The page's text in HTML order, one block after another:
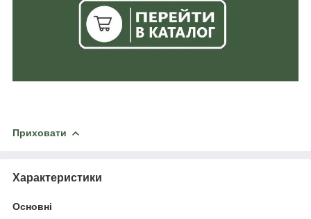
Приховати
Характеристики
Основні